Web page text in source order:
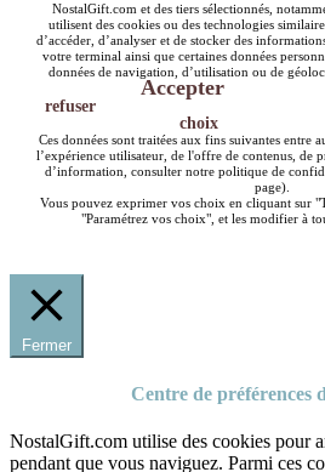
NostalGift.com et des tiers sélectionnés,
utilisent des cookies ou des technologies
d’accéder, d’analyser et de stocker des
votre terminal ainsi que certaines données
données de navigation, d’utilisation ou de
Accepter
refuser
choix
Ces données sont traitées aux fins suivantes entre
l’expérience utilisateur, de l'offre de contenus, de
d’information, consulter notre politique de
page).
Vous pouvez exprimer vos choix en cliquant sur
"Paramétrez vos choix", et les modifier à
Fermer
Centre de préférences
NostalGift.com utilise des cookies pour
pendant que vous naviguez. Parmi ces